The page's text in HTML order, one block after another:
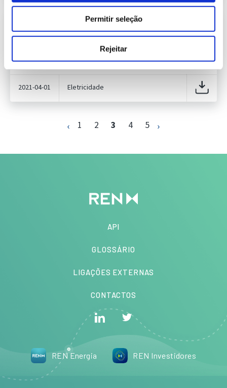
Permitir seleção
Rejeitar
Previsão do Consumo de Energia
Elétrica de Abril de 2021
Publicação com periodicidade mensal, com
informação sobre Eletricidade
2021-04-01 Eletricidade
1 2 3 4 5
API
GLOSSÁRIO
LIGAÇÕES EXTERNAS
CONTACTOS
REN Energia REN Investidores